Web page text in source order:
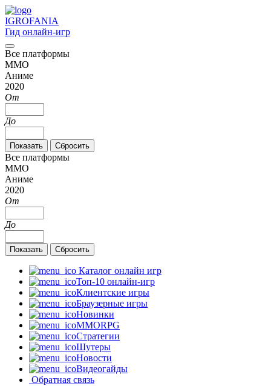
IGROFANIA
Гид онлайн-игр
Все платформы
MMO
Аниме
2020
От
До
Все платформы
MMO
Аниме
2020
От
До
Каталог онлайн игр
Топ-10 онлайн-игр
Клиентские игры
Браузерные игры
Новинки
MMORPG
Стратегии
Шутеры
Новости
Видеогайды
Обратная связь